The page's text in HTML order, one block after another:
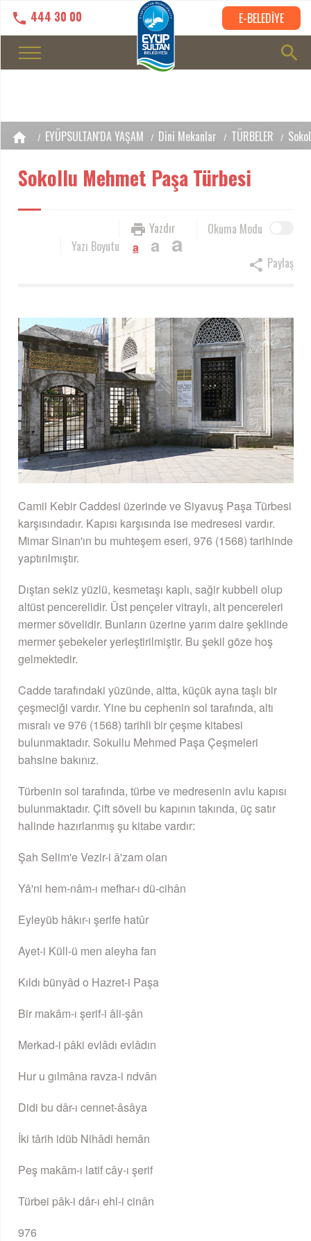
444 30 00 E-BELEDİYE
EYÜPSULTAN'DA YAŞAM Dini Mekanlar TÜRBELER
Sokollu Mehmet Paşa Türbesi
Okuma Modu
Yazdır
Yazı Boyutu
a a a
Paylaş
Camii Kebir Caddesi üzerinde ve Siyavuş Paşa Türbesi
karşısındadır. Kapısı karşısında ise medresesi vardır.
Mimar Sinan'ın bu muhteşem eseri, 976 (1568) tarihinde
yaptırılmıştır.
Dıştan sekiz yüzlü, kesmetaşı kaplı, sağir kubbeli olup
altüst pencerelidir. Üst pençeler vitraylı, alt pencereleri
mermer sövelidir. Bunların üzerine yarım daire şeklinde
mermer şebekeler yerleştirilmiştir. Bu şekil göze hoş
gelmektedir.
Cadde tarafındaki yüzünde, altta, küçük ayna taşlı bir
çeşmeciği vardır. Yine bu cephenin sol tarafında, altı
mısralı ve 976 (1568) tarihli bir çeşme kitabesi
bulunmaktadır. Sokullu Mehmed Paşa Çeşmeleri
bahsine bakınız.
Türbenin sol tarafında, türbe ve medresenin avlu kapısı
bulunmaktadır. Çift söveli bu kapının takında, üç satır
halinde hazırlanmış şu kitabe vardır:
Şah Selim'e Vezir-i â'zam olan
Yâ'ni hem-nâm-ı mefhar-ı dü-cihân
Eyleyüb hâkır-ı şerife hatûr
Ayet-i Küll-ü men aleyha fan
Kıldı bünyâd o Hazret-i Paşa
Bir makâm-ı şerif-i âli-şân
Merkad-i pâki evlâdı evlâdın
Hur u gılmâna ravza-i rıdvân
Didi bu dâr-ı cennet-âsâya
İki târih idüb Nihâdi hemân
Peş makâm-ı latif cây-ı şerif
Türbei pâk-i dâr-ı ehl-i cinân
976